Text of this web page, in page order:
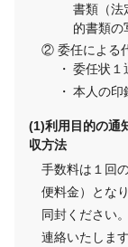
書類（法
的書類の
委任による
委任状１
本人の印
利用目的の通
収方法
手数料は１回
便料金）とな
同封ください
連絡いたしま